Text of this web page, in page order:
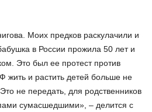
Моих предков раскулачили и
в России прожила 50 лет и
Это был ее протест против
и растить детей больше не
не передать, для родственников
сумасшедшими», – делится с